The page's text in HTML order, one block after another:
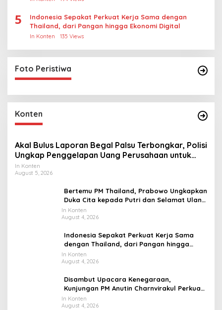
5
Indonesia Sepakat Perkuat Kerja Sama dengan
Thailand, dari Pangan hingga Ekonomi Digital
In Konten 135 Views
Foto Peristiwa
Konten
Akal Bulus Laporan Begal Palsu Terbongkar, Polisi
Ungkap Penggelapan Uang Perusahaan untuk
Crypto
In Konten
August 5, 2026
Bertemu PM Thailand, Prabowo Ungkapkan
Duka Cita kepada Putri dan Selamat Ulang
Tahun ke Raja Thailand
In Konten
August 4, 2026
Indonesia Sepakat Perkuat Kerja Sama
dengan Thailand, dari Pangan hingga
Ekonomi Digital
In Konten
August 4, 2026
Disambut Upacara Kenegaraan,
Kunjungan PM Anutin Charnvirakul Perkuat
Hubungan Indonesia-Thailand
In Konten
August 4, 2026